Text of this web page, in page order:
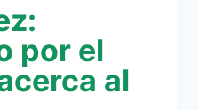
por el
al